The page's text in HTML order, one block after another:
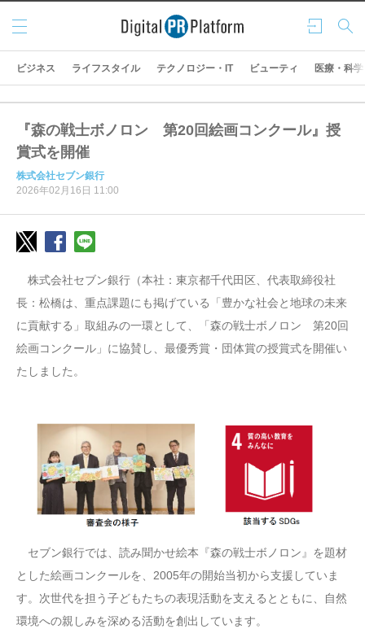
ログ
イン
検索
メニ
ュー
ビジネス ライフスタイル テクノロジー・IT ビューティ 医療・科学
『森の戦士ボノロン 第20回絵画コンクール』授
賞式を開催
株式会社セブン銀行
2026年02月16日 11:00
株式会社セブン銀行（本社：東京都千代田区、代表取締役社
長：松橋は、重点課題にも掲げている「豊かな社会と地球の未来
に貢献する」取組みの一環として、「森の戦士ボノロン 第20回
絵画コンクール」に協賛し、最優秀賞・団体賞の授賞式を開催い
たしました。
セブン銀行では、読み聞かせ絵本『森の戦士ボノロン』を題材
とした絵画コンクールを、2005年の開始当初から支援していま
す。次世代を担う子どもたちの表現活動を支えるとともに、自然
環境への親しみを深める活動を創出しています。